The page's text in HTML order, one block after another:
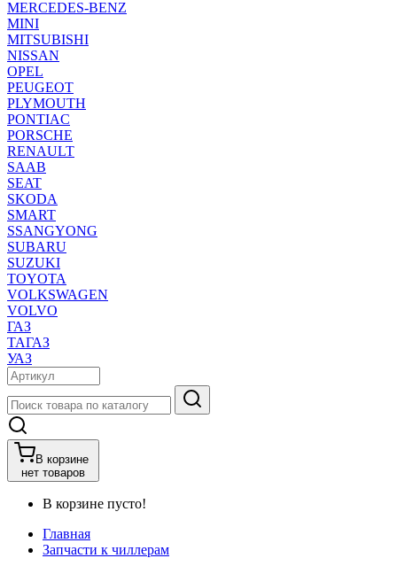
MERCEDES-BENZ
MINI
MITSUBISHI
NISSAN
OPEL
PEUGEOT
PLYMOUTH
PONTIAC
PORSCHE
RENAULT
SAAB
SEAT
SKODA
SMART
SSANGYONG
SUBARU
SUZUKI
TOYOTA
VOLKSWAGEN
VOLVO
ГАЗ
ТАГАЗ
УАЗ
В корзине
нет товаров
В корзине пусто!
Главная
Запчасти к чиллерам